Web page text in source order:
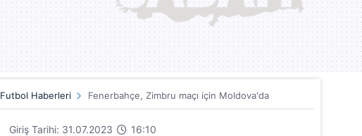
Futbol Haberleri Fenerbahçe, Zimbru maçı için Moldova'da
Giriş Tarihi: 31.07.2023 16:10